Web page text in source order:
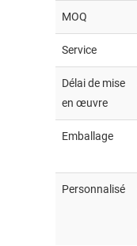
MOQ
Service
Délai de mise
en œuvre
Emballage
Personnalisé